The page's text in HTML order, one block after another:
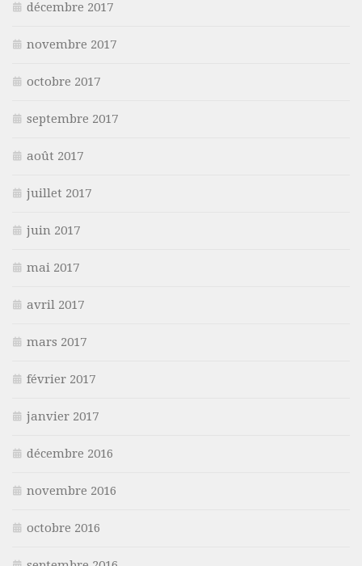
décembre 2017
novembre 2017
octobre 2017
septembre 2017
août 2017
juillet 2017
juin 2017
mai 2017
avril 2017
mars 2017
février 2017
janvier 2017
décembre 2016
novembre 2016
octobre 2016